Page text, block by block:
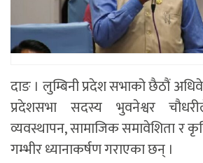
दाङ । लुम्बिनी प्रदेश सभाको छैठौं
प्रदेशसभा सदस्य भुवनेश्वर
व्यवस्थापन, सामाजिक समावेशिता र
गम्भीर ध्यानाकर्षण गराएका छन् ।